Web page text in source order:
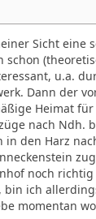
Sicht eine
schon
u.a.
Dann der
Heimat für
nach Ndh.
in den Harz
noch
bin ich
momentan